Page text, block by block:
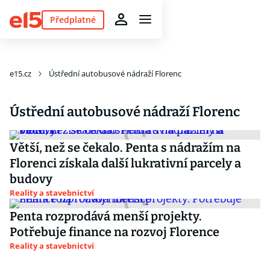
Předplatné
e15.cz Ústřední autobusové nádraží Florenc
Ústřední autobusové nádraží Florenc
Větší, než se čekalo. Penta s nádražím na
Florenci získala další lukrativní parcely a
budovy
Reality a stavebnictví
Penta rozprodává menší projekty.
Potřebuje finance na rozvoj Florence
Reality a stavebnictví